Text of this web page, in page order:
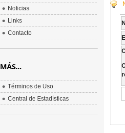
Noticias
Links
Contacto
MÁS...
Términos de Uso
Central de Estadísticas